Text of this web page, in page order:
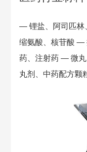
— 锂盐、阿司匹林
缩氨酸、核苷酸 —
药、注射药 — 微
丸剂、中药配方颗